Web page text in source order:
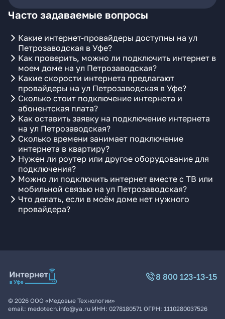
Часто задаваемые вопросы
Какие интернет-провайдеры доступны на ул
Петрозаводская в Уфе?
Как проверить, можно ли подключить интернет в
моем доме на ул Петрозаводская?
Какие скорости интернета предлагают
провайдеры на ул Петрозаводская в Уфе?
Сколько стоит подключение интернета и
абонентская плата?
Как оставить заявку на подключение интернета
на ул Петрозаводская?
Сколько времени занимает подключение
интернета в квартиру?
Нужен ли роутер или другое оборудование для
подключения?
Можно ли подключить интернет вместе с ТВ или
мобильной связью на ул Петрозаводская?
Что делать, если в моём доме нет нужного
провайдера?
8 800 123-13-15
© 2026 ООО «Медовые Технологии»
email: medotech.info@ya.ru ИНН: 0278180571 ОГРН: 1110280037526